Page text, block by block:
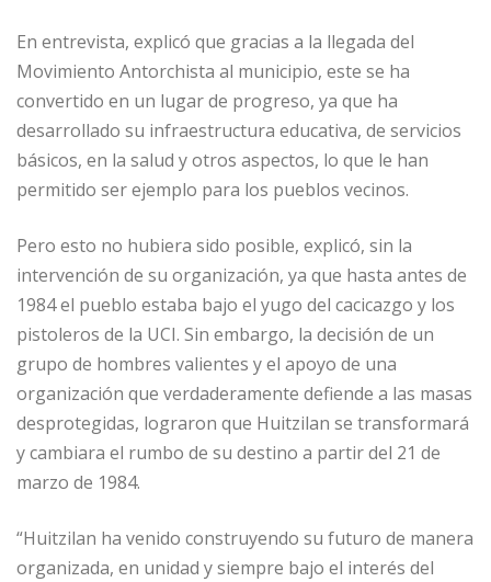
En entrevista, explicó que gracias a la llegada del
Movimiento Antorchista al municipio, este se ha
convertido en un lugar de progreso, ya que ha
desarrollado su infraestructura educativa, de servicios
básicos, en la salud y otros aspectos, lo que le han
permitido ser ejemplo para los pueblos vecinos.
Pero esto no hubiera sido posible, explicó, sin la
intervención de su organización, ya que hasta antes de
1984 el pueblo estaba bajo el yugo del cacicazgo y los
pistoleros de la UCI. Sin embargo, la decisión de un
grupo de hombres valientes y el apoyo de una
organización que verdaderamente defiende a las masas
desprotegidas, lograron que Huitzilan se transformará
y cambiara el rumbo de su destino a partir del 21 de
marzo de 1984.
“Huitzilan ha venido construyendo su futuro de manera
organizada, en unidad y siempre bajo el interés del